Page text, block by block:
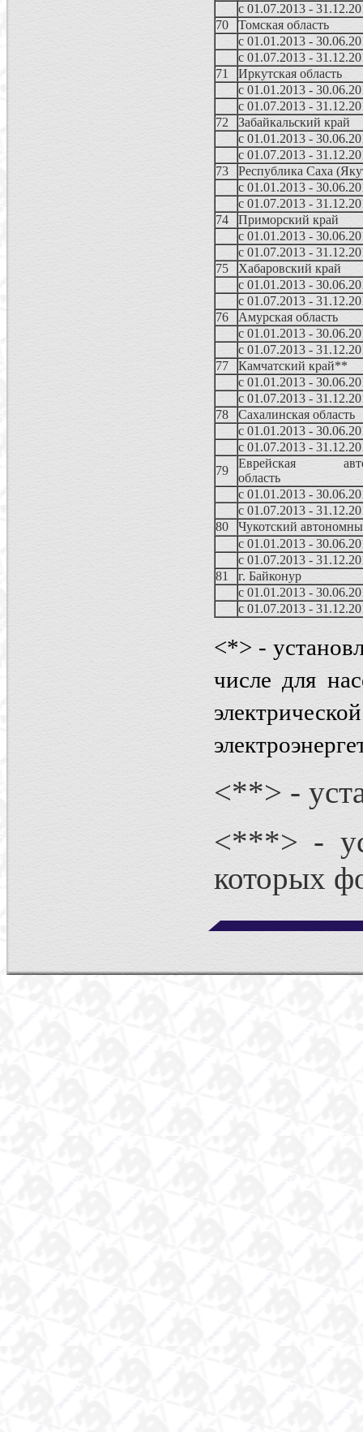
с 01.07.2013 -
70
Томская область
с 01.01.2013 -
с 01.07.2013 -
71
Иркутская область
с 01.01.2013 -
с 01.07.2013 -
72
Забайкальский край
с 01.01.2013 -
с 01.07.2013 -
73
Республика Саха
с 01.01.2013 -
с 01.07.2013 -
74
Приморский край
с 01.01.2013 -
с 01.07.2013 -
75
Хабаровский край
с 01.01.2013 -
с 01.07.2013 -
76
Амурская область
с 01.01.2013 -
с 01.07.2013 -
77
Камчатский край**
с 01.01.2013 -
с 01.07.2013 -
78
Сахалинская область
с 01.01.2013 -
с 01.07.2013 -
79
Еврейская
область
с 01.01.2013 -
с 01.07.2013 -
80
Чукотский
с 01.01.2013 -
с 01.07.2013 -
81
г. Байконур
с 01.01.2013 -
с 01.07.2013 -
<*> -
числе для
<**> -
<***> -
которых